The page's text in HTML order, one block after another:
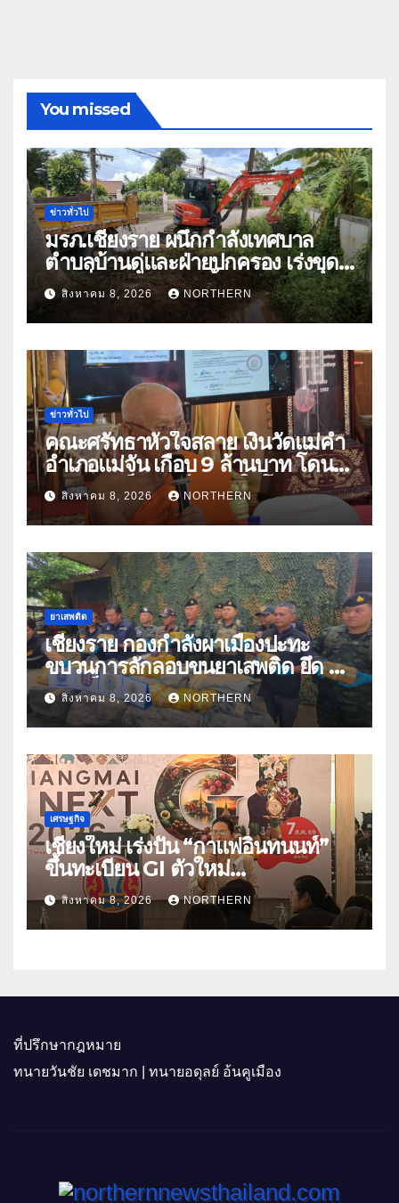
You missed
ข่าวทั่วไป
มรภ.เชียงราย ผนึกกำลังเทศบาล
ตำบลบ้านดู่และฝ่ายปกครอง เร่งขุด
ลอกสิ่งกีดขวางทางน้ำ ป้องกันและลด
ปัญหาน้ำท่วม
สิงหาคม 8, 2026 NORTHERN
ข่าวทั่วไป
คณะศรัทธาหัวใจสลาย เงินวัดแม่คำ
อำเภอแม่จัน เกือบ 9 ล้านบาท โดน
แก๊งคอลเซ็นเตอร์หลอกให้โอนข้าม
ปีกว่า 66 บัญชี
สิงหาคม 8, 2026 NORTHERN
ยาเสพติด
เชียงราย กองกำลังผาเมืองปะทะ
ขบวนการลักลอบขนยาเสพติด ยึด 2
ล้านเม็ด
สิงหาคม 8, 2026 NORTHERN
เศรษฐกิจ
เชียงใหม่ เร่งปั้น “กาแฟอินทนนท์”
ขึ้นทะเบียน GI ตัวใหม่
“CHIANGMAI GI NEXT 2026”
ติดอาวุธผู้ประกอบการ 100 ราย ดัน
สินค้าอัตลักษณ์สู่ตลาดพรีเมียม
สิงหาคม 8, 2026 NORTHERN
ที่ปรึกษากฎหมาย
ทนายวันชัย เดชมาก | ทนายอดุลย์ อ้นคูเมือง